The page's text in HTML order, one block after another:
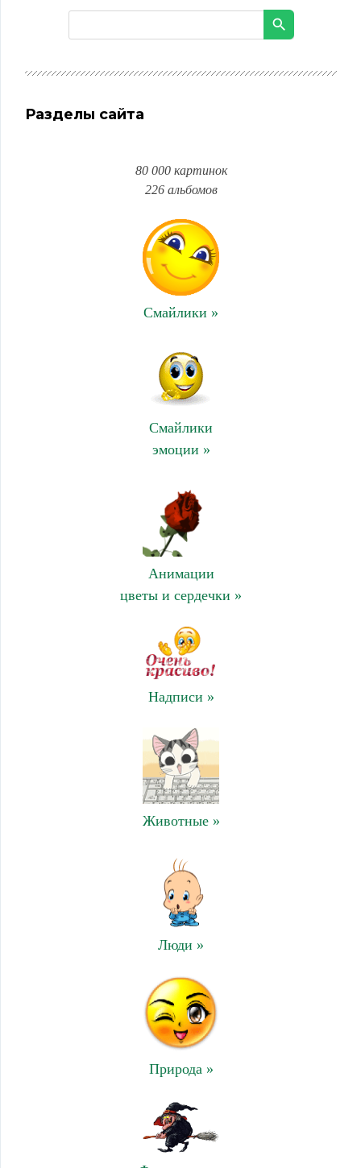
Разделы сайта
80 000 картинок
226 альбомов
Смайлики »
Смайлики
эмоции »
Анимации
цветы и сердечки »
Надписи »
Животные »
Люди »
Природа »